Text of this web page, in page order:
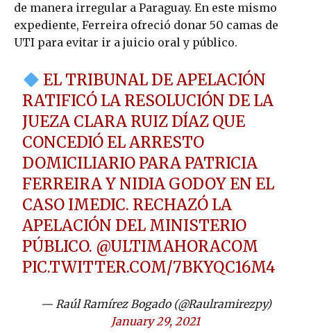
de manera irregular a Paraguay. En este mismo
expediente, Ferreira ofreció donar 50 camas de
UTI para evitar ir a juicio oral y público.
EL TRIBUNAL DE APELACIÓN
RATIFICÓ LA RESOLUCIÓN DE LA
JUEZA CLARA RUIZ DÍAZ QUE
CONCEDIÓ EL ARRESTO
DOMICILIARIO PARA PATRICIA
FERREIRA Y NIDIA GODOY EN EL
CASO IMEDIC. RECHAZÓ LA
APELACIÓN DEL MINISTERIO
PÚBLICO. @ULTIMAHORACOM
PIC.TWITTER.COM/7BKYQC16M4
— Raúl Ramírez Bogado (@Raulramirezpy)
January 29, 2021